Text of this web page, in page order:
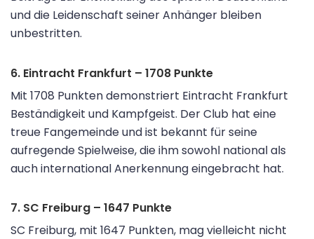
und die Leidenschaft seiner Anhänger bleiben
unbestritten.
6. Eintracht Frankfurt – 1708 Punkte
Mit 1708 Punkten demonstriert Eintracht Frankfurt
Beständigkeit und Kampfgeist. Der Club hat eine
treue Fangemeinde und ist bekannt für seine
aufregende Spielweise, die ihm sowohl national als
auch international Anerkennung eingebracht hat.
7. SC Freiburg – 1647 Punkte
SC Freiburg, mit 1647 Punkten, mag vielleicht nicht